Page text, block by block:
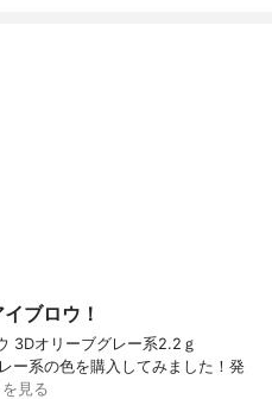
ブロウ！
3Dオリーブグレー系2.2ｇ
ー系の色を購入してみました！発
見る